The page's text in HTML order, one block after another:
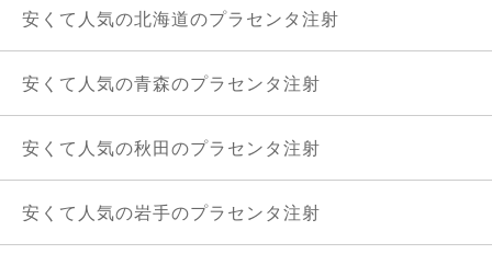
安くて人気の北海道のプラセンタ注射
安くて人気の青森のプラセンタ注射
安くて人気の秋田のプラセンタ注射
安くて人気の岩手のプラセンタ注射